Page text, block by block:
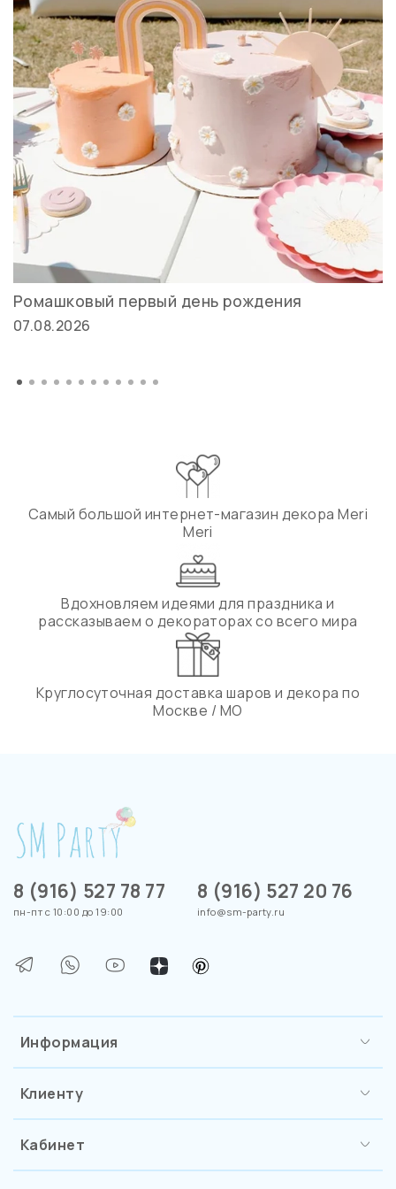
Ромашковый первый день рождения
07.08.2026
Самый большой интернет-магазин декора Meri
Meri
Вдохновляем идеями для праздника и
рассказываем о декораторах со всего мира
Круглосуточная доставка шаров и декора по
Москве / МО
Информация
Клиенту
Кабинет
8 (916) 527 78 77
пн-пт с 10:00 до 19:00
8 (916) 527 20 76
info@sm-party.ru